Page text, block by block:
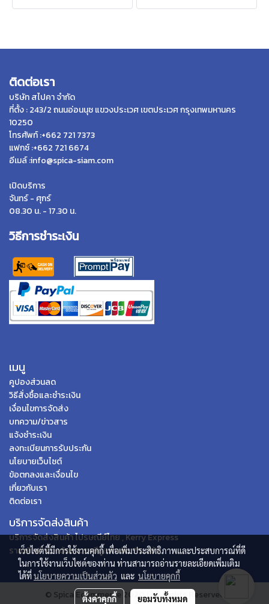
ติดต่อเรา
บริษัท สไปคา จำกัด
ที่ตั้ง : 243/2 ถนนอ่อนนุช แขวงประเวศ เขตประเวศ กรุงเทพมหานคร
10250
โทรศัพท์ :+662 721 7373
แฟกซ์ :+662 721 6674
อีเมล์ :info@spica-siam.com
เปิดบริการ
จันทร์ - ศุกร์
08.30 น. - 17.30 น.
วิธีการชำระเงิน
เมนู
คูปองส่วนลด
วิธีสั่งซื้อและชำระเงิน
เงื่อนไขการจัดส่ง
บทความ/ข่าวสาร
แจ้งชำระเงิน
ลงทะเบียนการรับประกัน
นโยบายเว็บไซต์
ข้อตกลงและเงื่อนไข
เกี่ยวกับเรา
ติดต่อเรา
บริการจัดส่งสินค้า
บริการจัดส่งสินค้า ไปรษณีย์ไทย , Kerry Express
ราคาสินค้าข้างต้นรวมภาษีมูลค่าเพิ่ม 7% แล้ว
© Spica Ecommerce 2020 | All Rights Reserved
เว็บไซต์นี้มีการใช้งานคุกกี้ เพื่อเพิ่มประสิทธิภาพและประสบการณ์ที่ดี
ในการใช้งานเว็บไซต์ของท่าน ท่านสามารถอ่านรายละเอียดเพิ่มเติม
ได้ที่นโยบายความเป็นส่วนตัว และ นโยบายคุกกี้
ตั้งค่าคุกกี้ ยอมรับทั้งหมด